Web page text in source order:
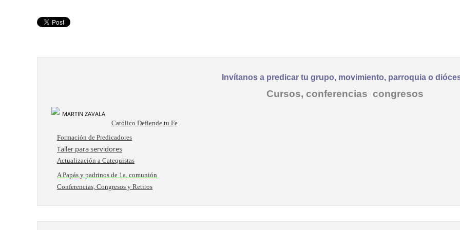
Invítanos a predicar tu grupo, movimiento, parroquia o
Cursos, conferencias congresos
Católico Defiende tu Fe
Formación de Predicadores
Taller para servidores
Actualización a Catequistas
A Papás y padrinos de 1a. comunión
Conferencias, Congresos y Retiros